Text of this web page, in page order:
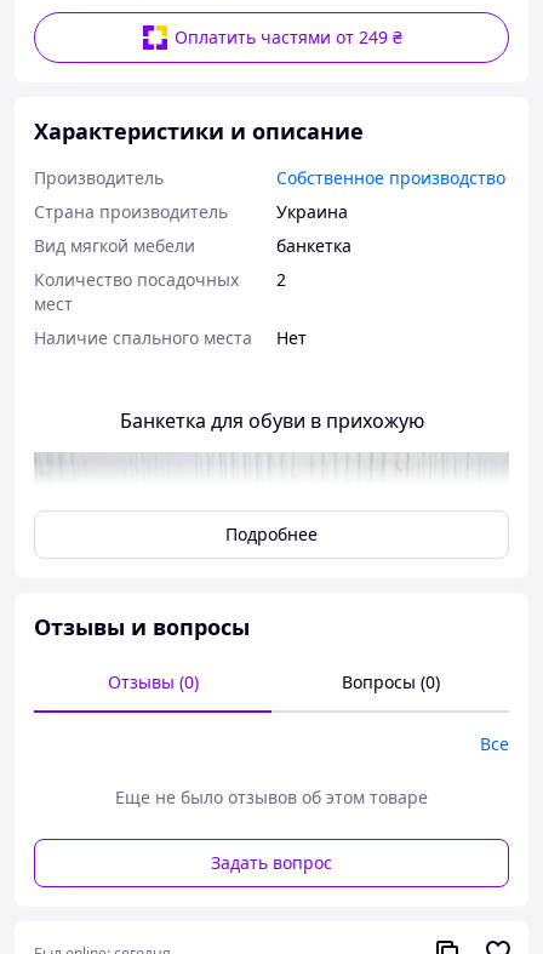
Оплатить частями от 249 ₴
Характеристики и описание
Производитель
Собственное производство
Страна производитель
Украина
Вид мягкой мебели
банкетка
Количество посадочных
мест
2
Наличие спального места Нет
Банкетка для обуви в прихожую
Подробнее
Отзывы и вопросы
Отзывы (0) Вопросы (0)
Все
Еще не было отзывов об этом товаре
Задать вопрос